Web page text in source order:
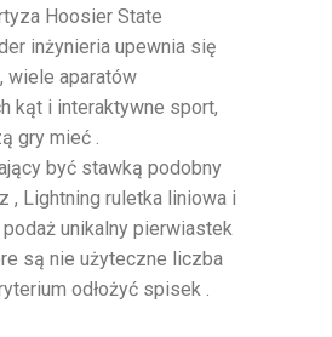
Hoosier State
inżynieria upewnia się
wiele aparatów
kąt i interaktywne sport,
gry mieć .
być stawką podobny
, Lightning ruletka liniowa i
unikalny pierwiastek
są nie użyteczne liczba
odłożyć spisek .